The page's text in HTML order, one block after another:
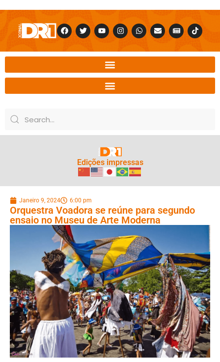
Edições impressas
Janeiro 9, 2024 6:00 pm
Orquestra Voadora se reúne para segundo
ensaio no Museu de Arte Moderna